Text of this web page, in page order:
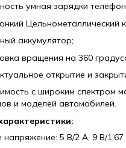
умная зарядки
Цельнометаллический
аккумулятор;
вращения на 360
открытие и
с широким спектром
и моделей автомобилей.
напряжение: 5 В/2 А, 9 В/